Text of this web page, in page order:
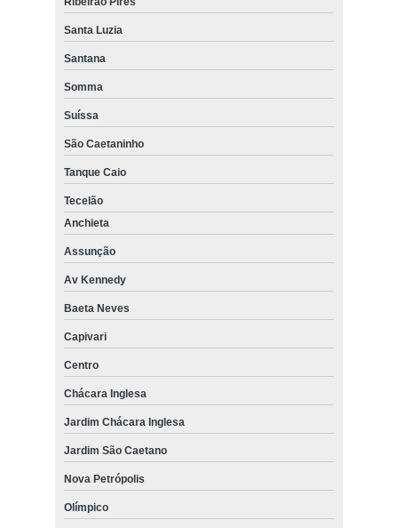
Santa Luzia
Santana
Somma
Suíssa
São Caetaninho
Tanque Caio
Tecelão
Anchieta
Assunção
Av Kennedy
Baeta Neves
Capivari
Centro
Chácara Inglesa
Jardim Chácara Inglesa
Jardim São Caetano
Nova Petrópolis
Olímpico